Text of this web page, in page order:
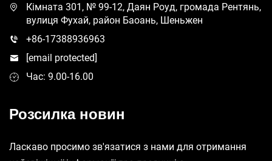
Кімната 301, № 99-12, Даян Роуд, громада Рентянь,
вулиця Фухай, район Баоань, Шеньжен
+86-17388936963
[email protected]
Час: 9.00-16.00
Розсилка новин
Ласкаво просимо зв'язатися з нами для отримання